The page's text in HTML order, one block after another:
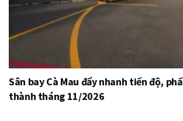
Sân bay Cà Mau đẩy nhanh tiến độ,
thành tháng 11/2026